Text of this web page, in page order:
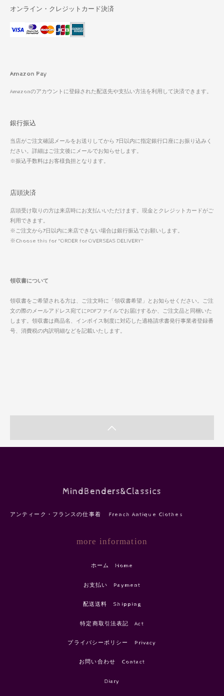
オンライン・クレジットカード決済
Amazon Pay
Amazonのアカウントに登録された配送先や支払い方法を利用して決済できます。
銀行振込
当店がご注文確認メールをお送りしてから 7日以内に指定銀行口座にお振り込みく
ださい。詳細はご注文後にメールでお知らせします。
※振込手数料はお客様負担となります。
店頭決済
店頭受け取りの方は来店時にお支払いいただけます。現金とクレジットカードがご
利用できます。
※ご注文から7日以内に来店できない場合は銀行振込でお願いします。
※Choose this for "ORDER for OVERSEAS DELIVERY"
領収書について
領収書をご希望される方は、ご注文時に「領収書希望」とお知らせください。ご注
文の際のメールアドレス宛てにPDFファイルでお届けするか、ご注文品と同梱いた
します。領収書は商品名、インボイス制度に対応した適格請求書発行事業者登録番
号、消費税の内訳明細などを記載いたします。
MindBenders&Classics
アンティーク・フランスの仕事着 French Antique Clothes
more information
ホーム Home
お支払い Payment
配送送料 Shipping
特定商取引法表記 Act
プライバシーポリシー Privacy
お問い合わせ Contact
Diary